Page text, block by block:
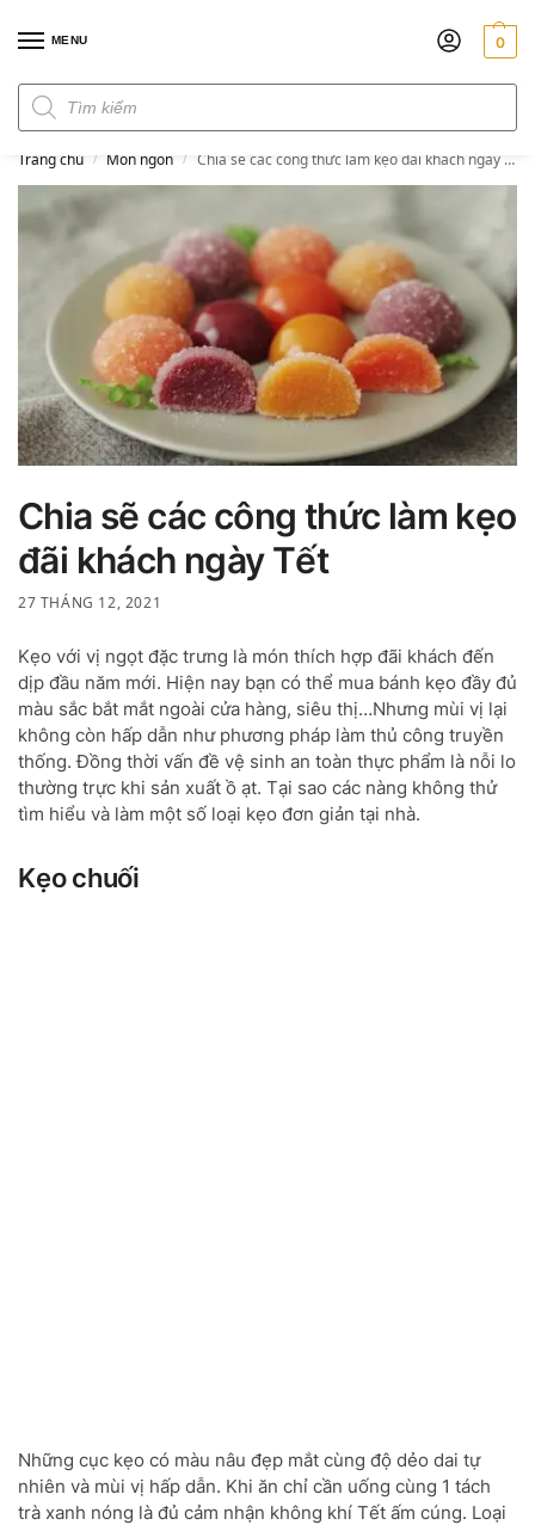
MENU 0
Trang chủ / Món ngon / Chia sẽ các công thức làm kẹo đãi khách ngày Tết
Chia sẽ các công thức làm kẹo
đãi khách ngày Tết
27 THÁNG 12, 2021
Kẹo với vị ngọt đặc trưng là món thích hợp đãi khách đến
dịp đầu năm mới. Hiện nay bạn có thể mua bánh kẹo đầy đủ
màu sắc bắt mắt ngoài cửa hàng, siêu thị…Nhưng mùi vị lại
không còn hấp dẫn như phương pháp làm thủ công truyền
thống. Đồng thời vấn đề vệ sinh an toàn thực phẩm là nỗi lo
thường trực khi sản xuất ồ ạt. Tại sao các nàng không thử
tìm hiểu và làm một số loại kẹo đơn giản tại nhà.
Kẹo chuối
Những cục kẹo có màu nâu đẹp mắt cùng độ dẻo dai tự
nhiên và mùi vị hấp dẫn. Khi ăn chỉ cần uống cùng 1 tách
trà xanh nóng là đủ cảm nhận không khí Tết ấm cúng. Loại